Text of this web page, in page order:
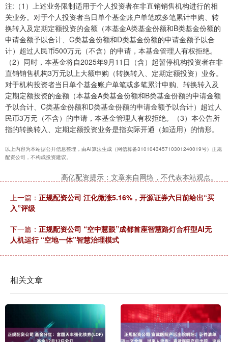
注:（1）上述业务限制适用于个人投资者在非直销销售机构进行的相
关业务。对于个人投资者当日单个基金账户单笔或多笔累计申购、转
换转入及定期定额投资的金额（本基金A类基金份额和B类基金份额的
申请金额予以合计、C类基金份额和D类基金份额的申请金额予以合
计）超过人民币500万元（不含）的申请，本基金管理人有权拒绝。
（2）同时，本基金将自2025年9月11日（含）起暂停机构投资者在非
直销销售机构3万元以上大额申购（转换转入、定期定额投资）业务。
对于机构投资者当日单个基金账户单笔或多笔累计申购、转换转入及
定期定额投资的金额（本基金A类基金份额和B类基金份额的申请金额
予以合计、C类基金份额和D类基金份额的申请金额予以合计）超过人
民币3万元（不含）的申请，本基金管理人有权拒绝。（3）本公告所
指的转换转入、定期定额投资业务是指实际开通（如适用）的情形。
以上内容为本站据公开信息整理，由AI算法生成（网信算备310104345710301240019号）正规
配资公司，不构成投资建议。
高亿配资提示：文章来自网络，不代表本站观点。
上一篇： 正规配资公司 江化微涨5.16%，开源证券六日前给出“买
入”评级
下一篇： 正规配资公司 “空中慧眼”成都首座智慧路灯合杆型AI无
人机运行 “空地一体”智慧治理模式
相关文章